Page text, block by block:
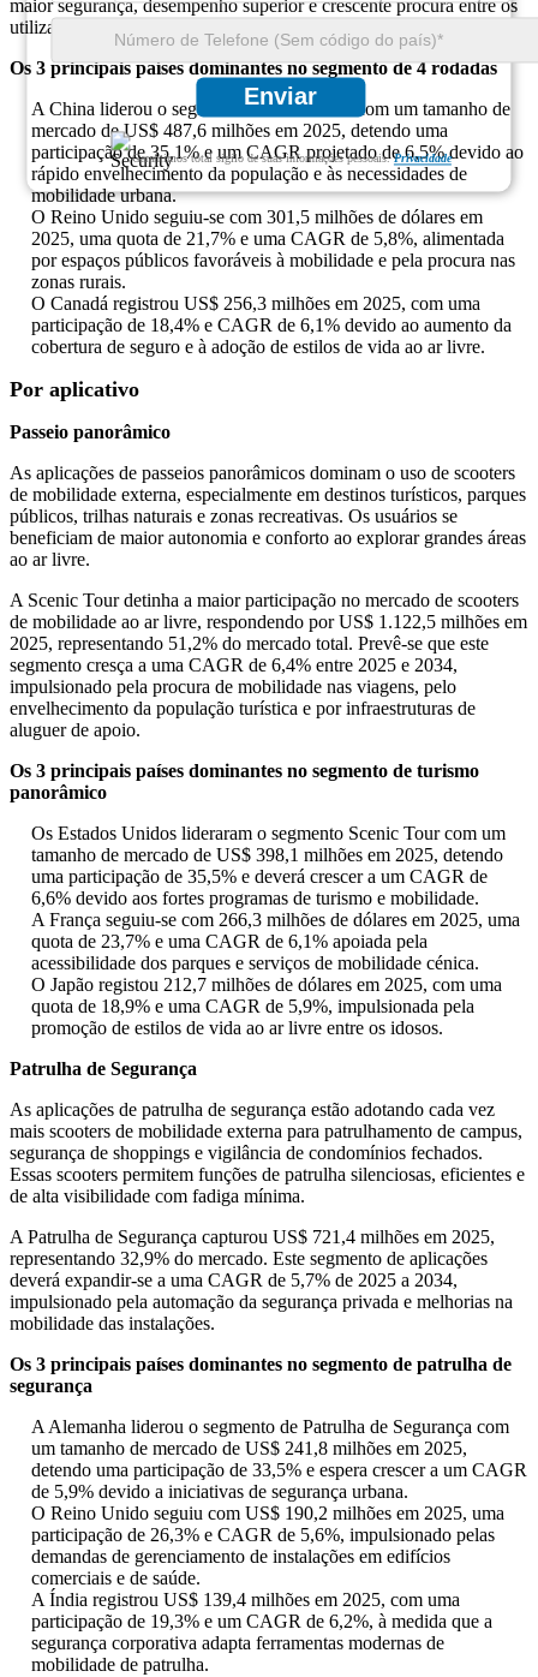
Enviar
Garantimos total sigilo de suas informações pessoais.Privacidade
maior segurança, desempenho superior e crescente procura entre os
utilizadores mais idosos.
Os 3 principais países dominantes no segmento de 4 rodadas
A China liderou o segmento de 4 Rodadas com um tamanho de
mercado de US$ 487,6 milhões em 2025, detendo uma
participação de 35,1% e um CAGR projetado de 6,5% devido ao
rápido envelhecimento da população e às necessidades de
mobilidade urbana.
O Reino Unido seguiu-se com 301,5 milhões de dólares em
2025, uma quota de 21,7% e uma CAGR de 5,8%, alimentada
por espaços públicos favoráveis ​​à mobilidade e pela procura nas
zonas rurais.
O Canadá registrou US$ 256,3 milhões em 2025, com uma
participação de 18,4% e CAGR de 6,1% devido ao aumento da
cobertura de seguro e à adoção de estilos de vida ao ar livre.
Por aplicativo
Passeio panorâmico
As aplicações de passeios panorâmicos dominam o uso de scooters
de mobilidade externa, especialmente em destinos turísticos, parques
públicos, trilhas naturais e zonas recreativas. Os usuários se
beneficiam de maior autonomia e conforto ao explorar grandes áreas
ao ar livre.
A Scenic Tour detinha a maior participação no mercado de scooters
de mobilidade ao ar livre, respondendo por US$ 1.122,5 milhões em
2025, representando 51,2% do mercado total. Prevê-se que este
segmento cresça a uma CAGR de 6,4% entre 2025 e 2034,
impulsionado pela procura de mobilidade nas viagens, pelo
envelhecimento da população turística e por infraestruturas de
aluguer de apoio.
Os 3 principais países dominantes no segmento de turismo
panorâmico
Os Estados Unidos lideraram o segmento Scenic Tour com um
tamanho de mercado de US$ 398,1 milhões em 2025, detendo
uma participação de 35,5% e deverá crescer a um CAGR de
6,6% devido aos fortes programas de turismo e mobilidade.
A França seguiu-se com 266,3 milhões de dólares em 2025, uma
quota de 23,7% e uma CAGR de 6,1% apoiada pela
acessibilidade dos parques e serviços de mobilidade cénica.
O Japão registou 212,7 milhões de dólares em 2025, com uma
quota de 18,9% e uma CAGR de 5,9%, impulsionada pela
promoção de estilos de vida ao ar livre entre os idosos.
Patrulha de Segurança
As aplicações de patrulha de segurança estão adotando cada vez
mais scooters de mobilidade externa para patrulhamento de campus,
segurança de shoppings e vigilância de condomínios fechados.
Essas scooters permitem funções de patrulha silenciosas, eficientes e
de alta visibilidade com fadiga mínima.
A Patrulha de Segurança capturou US$ 721,4 milhões em 2025,
representando 32,9% do mercado. Este segmento de aplicações
deverá expandir-se a uma CAGR de 5,7% de 2025 a 2034,
impulsionado pela automação da segurança privada e melhorias na
mobilidade das instalações.
Os 3 principais países dominantes no segmento de patrulha de
segurança
A Alemanha liderou o segmento de Patrulha de Segurança com
um tamanho de mercado de US$ 241,8 milhões em 2025,
detendo uma participação de 33,5% e espera crescer a um CAGR
de 5,9% devido a iniciativas de segurança urbana.
O Reino Unido seguiu com US$ 190,2 milhões em 2025, uma
participação de 26,3% e CAGR de 5,6%, impulsionado pelas
demandas de gerenciamento de instalações em edifícios
comerciais e de saúde.
A Índia registrou US$ 139,4 milhões em 2025, com uma
participação de 19,3% e um CAGR de 6,2%, à medida que a
segurança corporativa adapta ferramentas modernas de
mobilidade de patrulha.